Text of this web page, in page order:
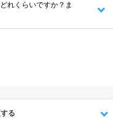
れくらいですか？ま
る